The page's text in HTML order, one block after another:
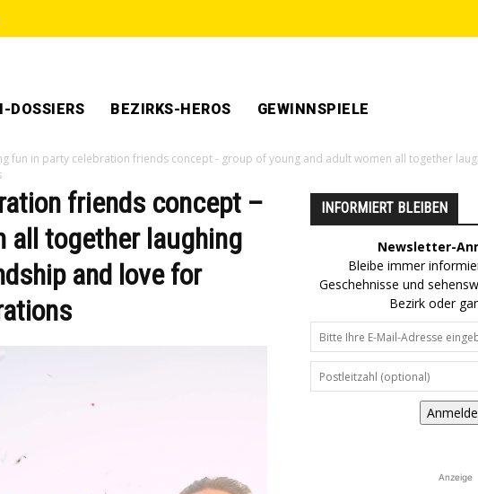
DOSSIERS BEZIRKS-HEROS GEWINNSPIELE
fun in party celebration friends concept - group of young and adult women all together
friends concept –
all together laughing
and love for
INFORMIERT BLEIBEN
Newsletter-
Bleibe immer
Geschehnisse und
Bezirk oder
Anzeige